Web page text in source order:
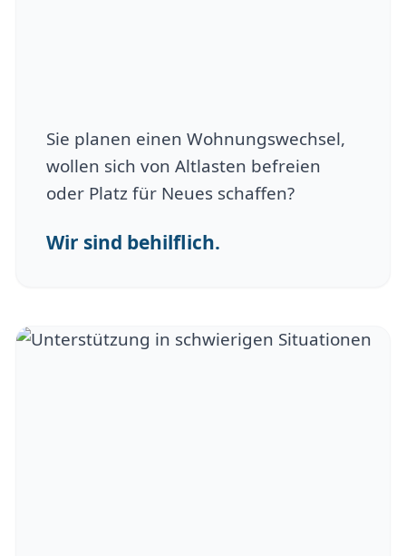
Sie planen einen Wohnungswechsel,
wollen sich von Altlasten befreien
oder Platz für Neues schaffen?
Wir sind behilflich.